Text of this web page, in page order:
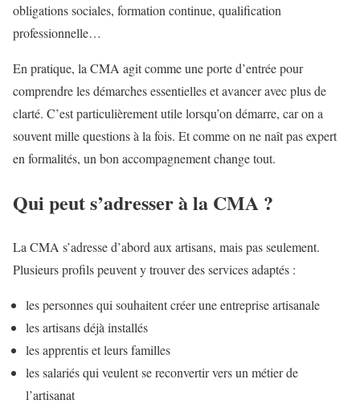
obligations sociales, formation continue, qualification
professionnelle…
En pratique, la CMA agit comme une porte d’entrée pour
comprendre les démarches essentielles et avancer avec plus de
clarté. C’est particulièrement utile lorsqu’on démarre, car on a
souvent mille questions à la fois. Et comme on ne naît pas expert
en formalités, un bon accompagnement change tout.
Qui peut s’adresser à la CMA ?
La CMA s’adresse d’abord aux artisans, mais pas seulement.
Plusieurs profils peuvent y trouver des services adaptés :
les personnes qui souhaitent créer une entreprise artisanale
les artisans déjà installés
les apprentis et leurs familles
les salariés qui veulent se reconvertir vers un métier de
l’artisanat